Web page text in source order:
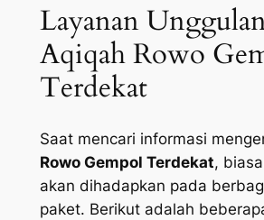
Layanan
Aqiqah Rowo
Terdekat
Saat mencari informasi
Rowo Gempol Terdekat,
akan dihadapkan pada
paket. Berikut adalah